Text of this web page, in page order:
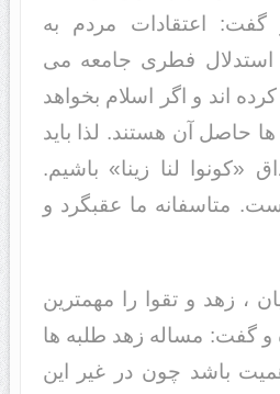
اعتقادات مردم به
فطری جامعه می
کرده اند و اگر اسلام بخواهد
ها حاصل آن هستند. لذا باید
«کونوا لنا زینا» باشیم.
متاسفانه ما عقبگرد و
، زهد و تقوا را مهمترین
و گفت: مساله زهد طلبه ها
باشد چون در غیر این